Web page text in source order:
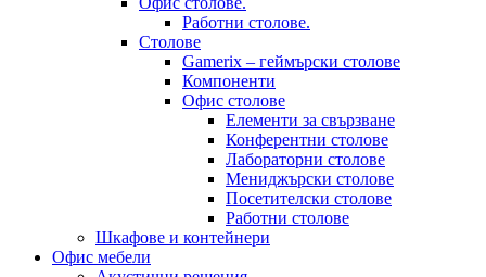
Работни столове.
Столове
Gamerix – геймърски столове
Компоненти
Офис столове
Елементи за свързване
Конферентни столове
Лабораторни столове
Мениджърски столове
Посетителски столове
Работни столове
Шкафове и контейнери
Офис мебели